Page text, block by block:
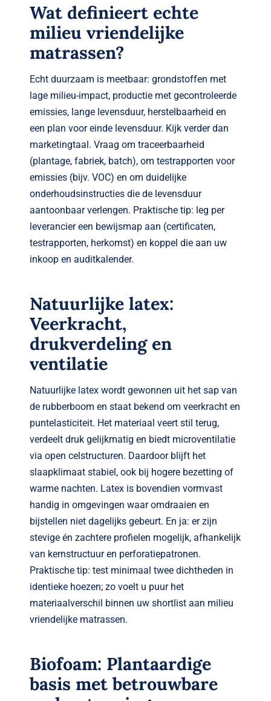
Wat definieert echte
milieu vriendelijke
matrassen?
Echt duurzaam is meetbaar: grondstoffen met
lage milieu-impact, productie met gecontroleerde
emissies, lange levensduur, herstelbaarheid en
een plan voor einde levensduur. Kijk verder dan
marketingtaal. Vraag om traceerbaarheid
(plantage, fabriek, batch), om testrapporten voor
emissies (bijv. VOC) en om duidelijke
onderhoudsinstructies die de levensduur
aantoonbaar verlengen. Praktische tip: leg per
leverancier een bewijsmap aan (certificaten,
testrapporten, herkomst) en koppel die aan uw
inkoop en auditkalender.
Natuurlijke latex:
Veerkracht,
drukverdeling en
ventilatie
Natuurlijke latex wordt gewonnen uit het sap van
de rubberboom en staat bekend om veerkracht en
puntelasticiteit. Het materiaal veert stil terug,
verdeelt druk gelijkmatig en biedt microventilatie
via open celstructuren. Daardoor blijft het
slaapklimaat stabiel, ook bij hogere bezetting of
warme nachten. Latex is bovendien vormvast
handig in omgevingen waar omdraaien en
bijstellen niet dagelijks gebeurt. En ja: er zijn
stevige én zachtere profielen mogelijk, afhankelijk
van kernstructuur en perforatiepatronen.
Praktische tip: test minimaal twee dichtheden in
identieke hoezen; zo voelt u puur het
materiaalverschil binnen uw shortlist aan milieu
vriendelijke matrassen.
Biofoam: Plantaardige
basis met betrouwbare